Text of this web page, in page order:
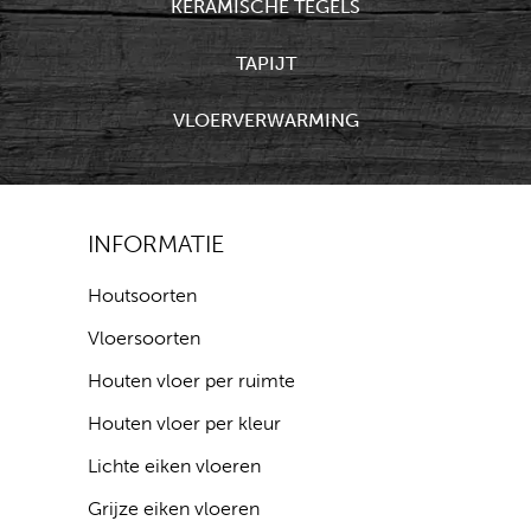
KERAMISCHE TEGELS
TAPIJT
VLOERVERWARMING
INFORMATIE
Houtsoorten
Vloersoorten
Houten vloer per ruimte
Houten vloer per kleur
Lichte eiken vloeren
Grijze eiken vloeren